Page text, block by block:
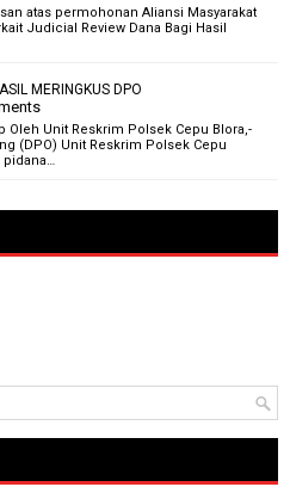
atas permohonan Aliansi Masyarakat
Judicial Review Dana Bagi Hasil
MERINGKUS DPO
Oleh Unit Reskrim Polsek Cepu Blora,-
(DPO) Unit Reskrim Polsek Cepu
pidana…